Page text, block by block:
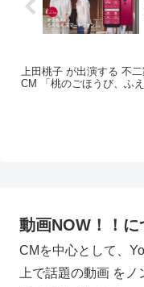
上田桃子 が出演する 不
CM 「桃のごほうび、ふえ
動画NOW！！に
CMを中心として、
上で話題の動画 を